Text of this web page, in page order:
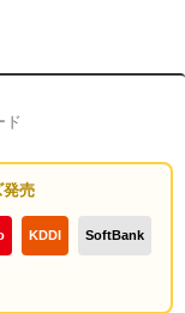
ド
発売
KDDI SoftBank